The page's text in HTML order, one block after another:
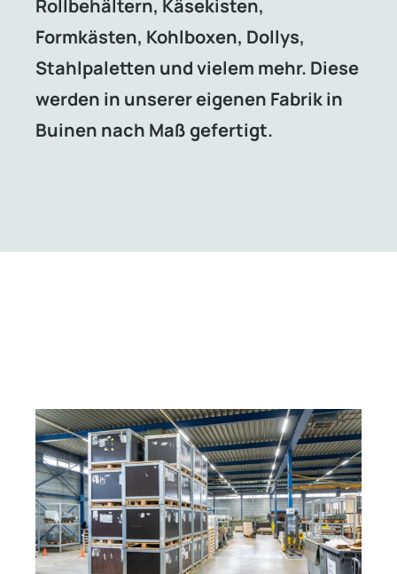
Rollbehältern, Käsekisten,
Formkästen, Kohlboxen, Dollys,
Stahlpaletten und vielem mehr. Diese
werden in unserer eigenen Fabrik in
Buinen nach Maß gefertigt.